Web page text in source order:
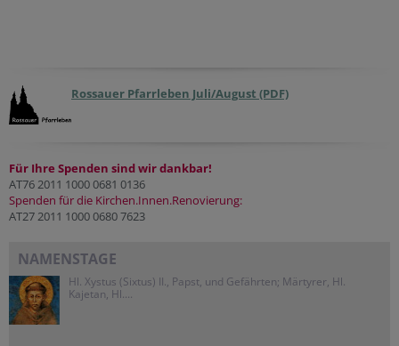
Rossauer Pfarrleben Juli/August (PDF)
Für Ihre Spenden sind wir dankbar!
AT76 2011 1000 0681 0136
Spenden für die Kirchen.Innen.Renovierung:
AT27 2011 1000 0680 7623
NAMENSTAGE
Hl. Xystus (Sixtus) II., Papst, und Gefährten; Märtyrer, Hl.
Kajetan, Hl....